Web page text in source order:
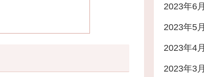
2023年6月
2023年5月
2023年4月
2023年3月